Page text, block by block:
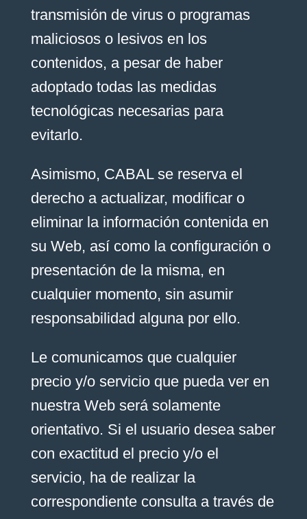
transmisión de virus o programas
maliciosos o lesivos en los
contenidos, a pesar de haber
adoptado todas las medidas
tecnológicas necesarias para
evitarlo.
Asimismo, CABAL se reserva el
derecho a actualizar, modificar o
eliminar la información contenida en
su Web, así como la configuración o
presentación de la misma, en
cualquier momento, sin asumir
responsabilidad alguna por ello.
Le comunicamos que cualquier
precio y/o servicio que pueda ver en
nuestra Web será solamente
orientativo. Si el usuario desea saber
con exactitud el precio y/o el
servicio, ha de realizar la
correspondiente consulta a través de